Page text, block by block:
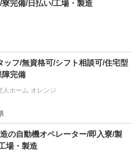
完備/日払い/工場・製造
ッフ/無資格可/シフト相談可/住宅型
障完備
人ホーム オレンジ
の自動機オペレーター/即入寮/製
場・製造